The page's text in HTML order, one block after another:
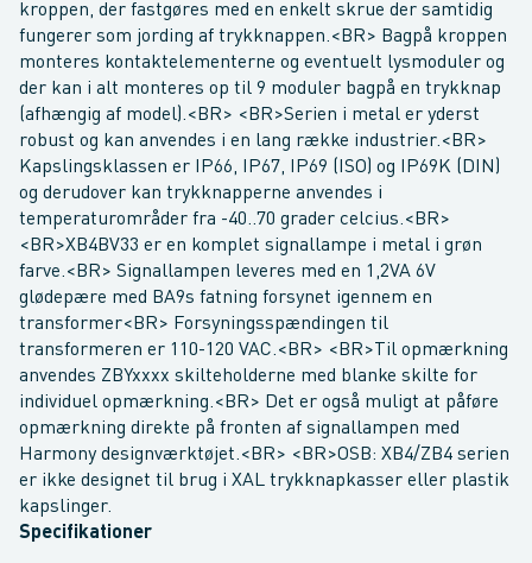
kroppen, der fastgøres med en enkelt skrue der samtidig
fungerer som jording af trykknappen.<BR> Bagpå kroppen
monteres kontaktelementerne og eventuelt lysmoduler og
der kan i alt monteres op til 9 moduler bagpå en trykknap
(afhængig af model).<BR> <BR>Serien i metal er yderst
robust og kan anvendes i en lang række industrier.<BR>
Kapslingsklassen er IP66, IP67, IP69 (ISO) og IP69K (DIN)
og derudover kan trykknapperne anvendes i
temperaturområder fra -40..70 grader celcius.<BR>
<BR>XB4BV33 er en komplet signallampe i metal i grøn
farve.<BR> Signallampen leveres med en 1,2VA 6V
glødepære med BA9s fatning forsynet igennem en
transformer<BR> Forsyningsspændingen til
transformeren er 110-120 VAC.<BR> <BR>Til opmærkning
anvendes ZBYxxxx skilteholderne med blanke skilte for
individuel opmærkning.<BR> Det er også muligt at påføre
opmærkning direkte på fronten af signallampen med
Harmony designværktøjet.<BR> <BR>OSB: XB4/ZB4 serien
er ikke designet til brug i XAL trykknapkasser eller plastik
kapslinger.
Specifikationer